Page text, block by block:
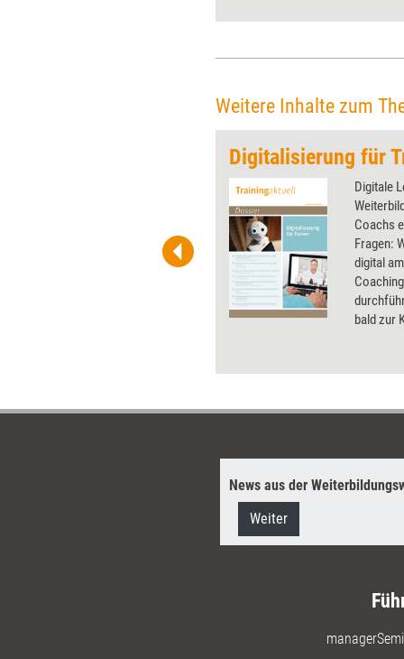
Weitere Inhalte zum
Digitalisierung für
Digitale
Coachs
Fragen:
digital
bald zur
gibt
News aus der
Weiter